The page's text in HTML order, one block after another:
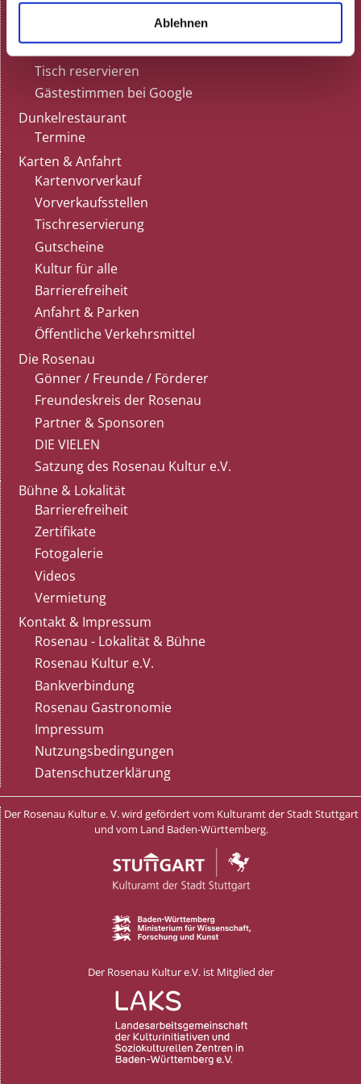
Ablehnen
Speisekarte
Gutscheine
Tisch reservieren
Gästestimmen bei Google
Dunkelrestaurant
Termine
Karten & Anfahrt
Kartenvorverkauf
Vorverkaufsstellen
Tischreservierung
Gutscheine
Kultur für alle
Barrierefreiheit
Anfahrt & Parken
Öffentliche Verkehrsmittel
Die Rosenau
Gönner / Freunde / Förderer
Freundeskreis der Rosenau
Partner & Sponsoren
DIE VIELEN
Satzung des Rosenau Kultur e.V.
Bühne & Lokalität
Barrierefreiheit
Zertifikate
Fotogalerie
Videos
Vermietung
Kontakt & Impressum
Rosenau - Lokalität & Bühne
Rosenau Kultur e.V.
Bankverbindung
Rosenau Gastronomie
Impressum
Nutzungsbedingungen
Datenschutzerklärung
Der Rosenau Kultur e. V. wird gefördert vom Kulturamt der Stadt Stuttgart
und vom Land Baden-Württemberg.
Der Rosenau Kultur e.V. ist Mitglied der